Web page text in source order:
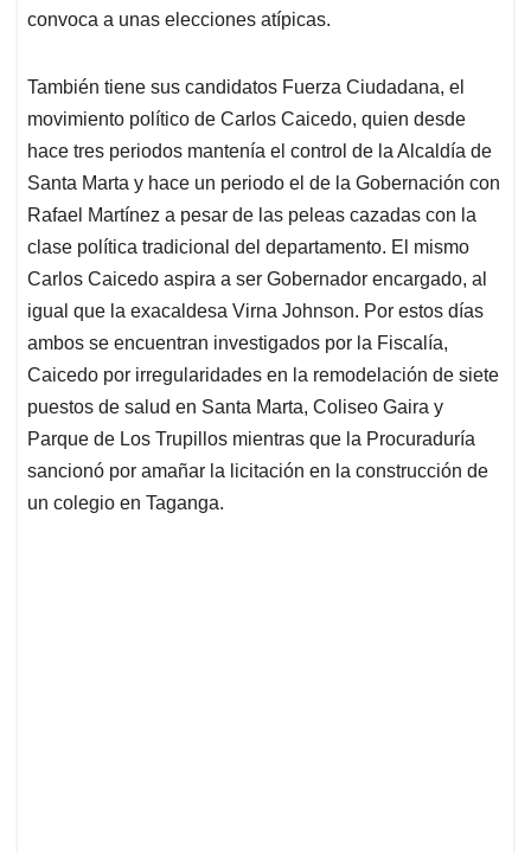
convoca a unas elecciones atípicas.
También tiene sus candidatos Fuerza Ciudadana, el
movimiento político de Carlos Caicedo, quien desde
hace tres periodos mantenía el control de la Alcaldía de
Santa Marta y hace un periodo el de la Gobernación con
Rafael Martínez a pesar de las peleas cazadas con la
clase política tradicional del departamento. El mismo
Carlos Caicedo aspira a ser Gobernador encargado, al
igual que la exacaldesa Virna Johnson. Por estos días
ambos se encuentran investigados por la Fiscalía,
Caicedo por irregularidades en la remodelación de siete
puestos de salud en Santa Marta, Coliseo Gaira y
Parque de Los Trupillos mientras que la Procuraduría
sancionó por amañar la licitación en la construcción de
un colegio en Taganga.